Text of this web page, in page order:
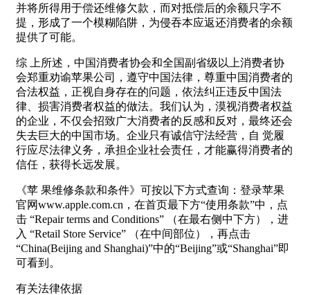
并将所得用于偿还维修欠款，而对抵偿后的余额只字不
提，形成了一个模糊陷阱，为侵吞本应返还消费者的余额
提供了可能。
综 上所述，中国消费者协会和全国副省级以上消费者协
会郑重劝谕苹果公司，遵守中国法律，尊重中国消费者的
合法权益，正视自身存在的问题，依法纠正违反中国法
律、损害消费者权益的做法。我们认为，漠视消费者权益
的企业，不仅会招致广大消费者的反感和反对，最终还会
失去巨大的中国市场。企业只有诚信守法经营，自 觉履
行应尽法律义务，承担企业社会责任，才能赢得消费者的
信任，获得长远发展。
《苹 果维修条款和条件》可按以下方式查询：登录苹果
官网www.apple.com.cn，在首页最下方“使用条款”中，点
击 “Repair terms and Conditions” （在最右侧中下方），进
入 “Retail Store Service” （在中间部位），再点击
“China(Beijing and Shanghai)”中的“Beijing”或“Shanghai”即
可看到。
有关法律依据